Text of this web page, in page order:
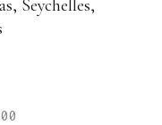
Seychelles,